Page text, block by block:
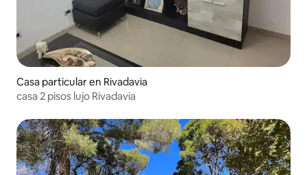
Casa particular en Rivadavia
casa 2 pisos lujo Rivadavia